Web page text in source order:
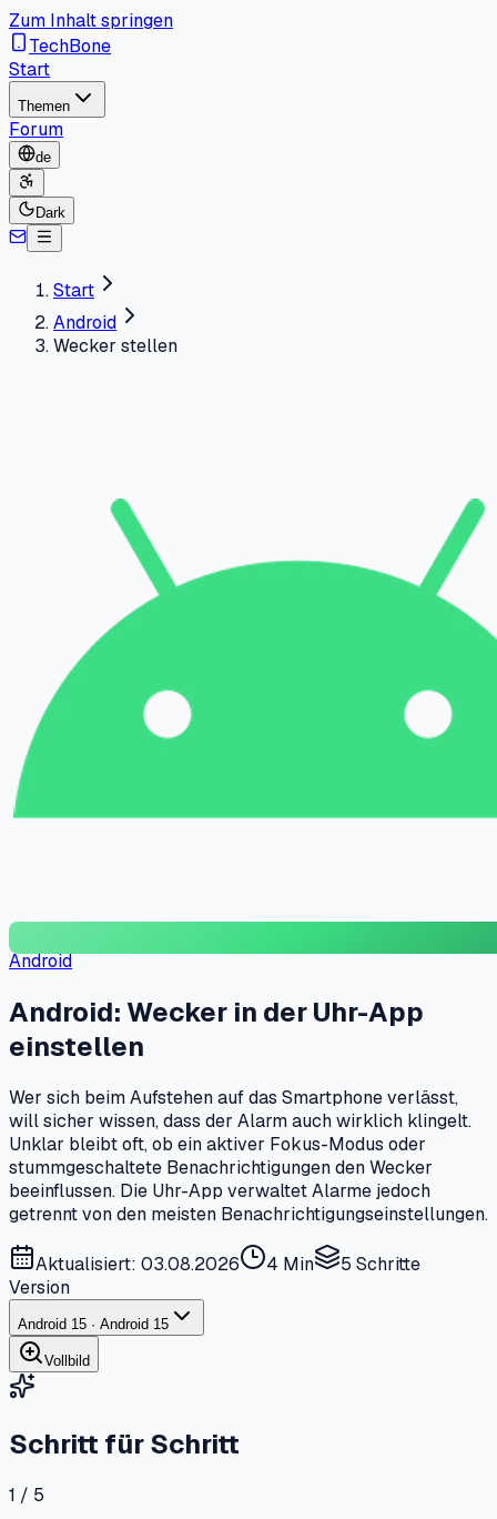
Zum Inhalt springen
TechBone
Start
Themen
Forum
de
Dark
Start
Android
Wecker stellen
Android
Android: Wecker in der Uhr-App
einstellen
Wer sich beim Aufstehen auf das Smartphone verlässt,
will sicher wissen, dass der Alarm auch wirklich klingelt.
Unklar bleibt oft, ob ein aktiver Fokus-Modus oder
stummgeschaltete Benachrichtigungen den Wecker
beeinflussen. Die Uhr-App verwaltet Alarme jedoch
getrennt von den meisten Benachrichtigungseinstellungen.
Aktualisiert: 03.08.2026 4 Min 5 Schritte
Version
Android 15 · Android 15
Vollbild
Schritt für Schritt
1 / 5